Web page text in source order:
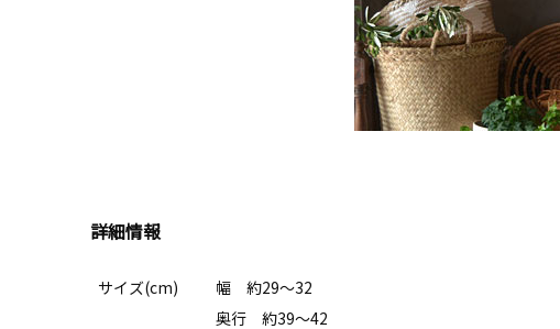
詳細情報
サイズ(cm)
幅 約29～32
奥行 約39～42